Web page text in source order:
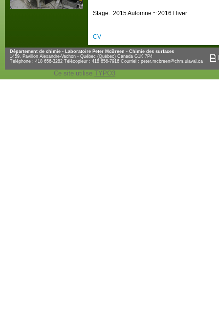
Stage: 2015 Automne ~ 2016 Hiver
CV
Département de chimie - Laboratoire Peter McBreen - Chimie des surfaces
1459, Pavillon Alexandre-Vachon - Québec (Québec) Canada G1K 7P4
Téléphone : 418 656-3282 Télécopieur : 418 656-7916 Courriel : peter.mcbreen@chm.ulaval.ca
Ce site utilise TYPO3